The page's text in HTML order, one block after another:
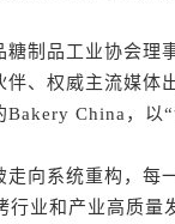
制品工业协会理
、权威主流媒体
China，以
向系统重构，每
业和产业高质量